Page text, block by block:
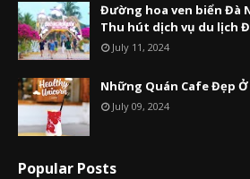
Đường hoa ven biển Đà
Thu hút dịch vụ du lịch
July 11, 2024
Những Quán Cafe Đẹp
July 09, 2024
Popular Posts